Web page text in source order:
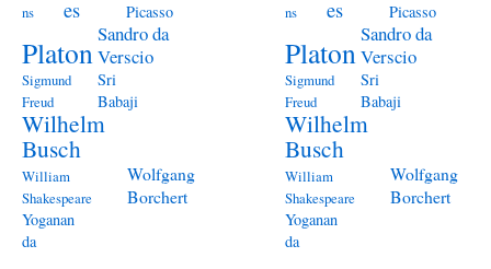
ns
es
Picasso
Platon
Sandro da
Verscio
Sigmund
Freud
Sri
Babaji
Wilhelm
Busch
William
Shakespeare
Wolfgang
Borchert
Yoganan
da
ns
es
Picasso
Platon
Sandro da
Verscio
Sigmund
Freud
Sri
Babaji
Wilhelm
Busch
William
Shakespeare
Wolfgang
Borchert
Yoganan
da